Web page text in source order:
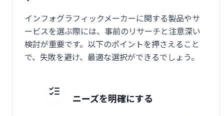
インフォグラフィックメーカーに関する製品やサ
ービスを選ぶ際には、事前のリサーチと注意深い
検討が重要です。以下のポイントを押さえること
で、失敗を避け、最適な選択ができるでしょう。
ニーズを明確にする